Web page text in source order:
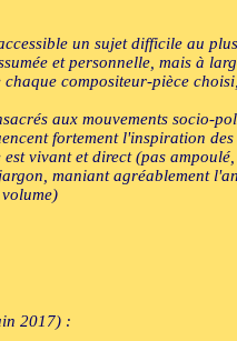
un sujet difficile au
et personnelle, mais à
compositeur-pièce
aux mouvements socio-
fortement l'inspiration
vivant et direct (pas
maniant agréablement
2017) :